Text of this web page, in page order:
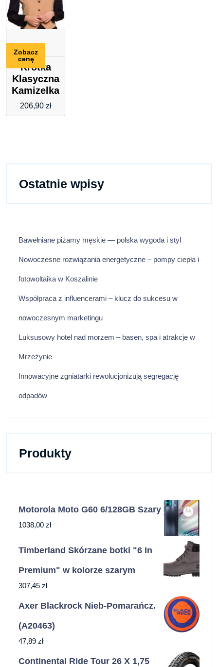
Krótka
Klasyczna
Kamizelka
–
Kamelowa
206,90 zł
Zobacz
cenę
Ostatnie wpisy
Bawełniane piżamy męskie — polska wygoda i styl
Nowoczesne rozwiązania energetyczne – pompy ciepła i
fotowoltaika w Koszalinie
Współpraca z influencerami – klucz do sukcesu w
nowoczesnym marketingu
Luksusowy hotel nad morzem – basen, spa i atrakcje w
Mrzeżynie
Innowacyjne zgniatarki rewolucjonizują segregację
odpadów
Produkty
Motorola Moto G60 6/128GB Szary
1038,00 zł
Timberland Skórzane botki "6 In
Premium" w kolorze szarym
307,45 zł
Axer Blackrock Nieb-Pomarańcz.
(A20463)
47,89 zł
Continental Ride Tour 26 X 1,75